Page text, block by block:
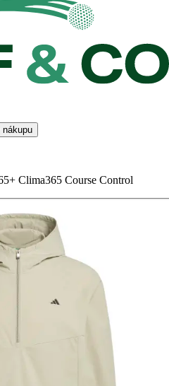
nákupu
Clima365 Course Control